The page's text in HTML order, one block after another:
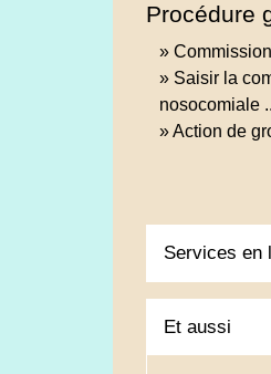
Procédure
Saisir la
nosocomiale
Action de
Services en
Et aussi